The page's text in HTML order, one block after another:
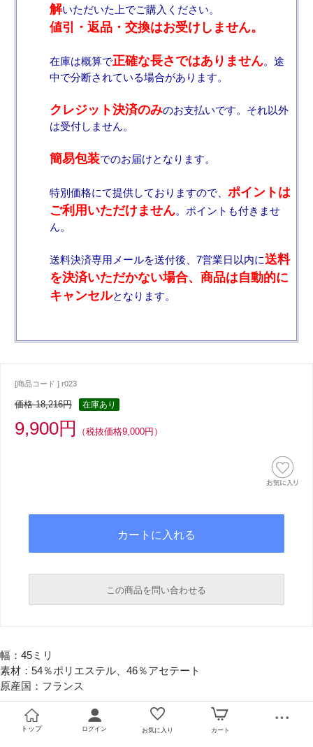
解いただいた上でご購入ください。
値引・返品・交換はお受けしません。
在庫は概算で正確な長さではありません。途
中で分断されている場合があります。
クレジット決済のみのお支払いです。それ以外
は受付しません。
簡易包装でのお届けとなります。
特別価格にて提供しておりますので、 ポイントは
ご利用いただけません。ポイントも付きませ
ん。
送料決済専用メールを送付後、7営業日以内に送料
を決済いただかない場合、商品は自動的に
キャンセルとなります。
[商品コード ] r023
価格 18,216円 在庫あり
9,900円 （税抜価格9,000円）
この商品を問い合わせる
幅：45ミリ
素材：54％ポリエステル、46％アセテート
原産国：フランス
トップ ログイン お気に入り カート